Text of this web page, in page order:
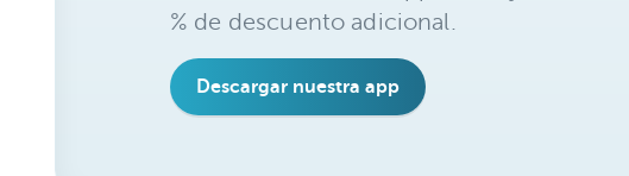
% de descuento adicional.
Descargar nuestra app